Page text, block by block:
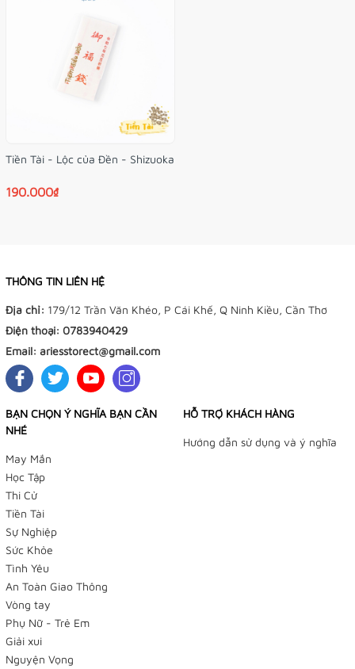
Tiền Tài - Lộc của Đền - Shizuoka
190.000₫
THÔNG TIN LIÊN HỆ
Địa chỉ: 179/12 Trần Văn Khéo, P Cái Khế, Q Ninh Kiều, Cần Thơ
Điện thoại: 0783940429
Email: ariesstorect@gmail.com
BẠN CHỌN Ý NGHĨA BẠN CẦN
NHÉ
May Mắn
Học Tập
Thi Cử
Tiền Tài
Sự Nghiệp
Sức Khỏe
Tình Yêu
An Toàn Giao Thông
Vòng tay
Phụ Nữ - Trẻ Em
Giải xui
Nguyện Vọng
HỖ TRỢ KHÁCH HÀNG
Hướng dẫn sử dụng và ý nghĩa